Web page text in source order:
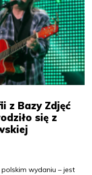
z Bazy Zdjęć
się z
wydaniu – jest